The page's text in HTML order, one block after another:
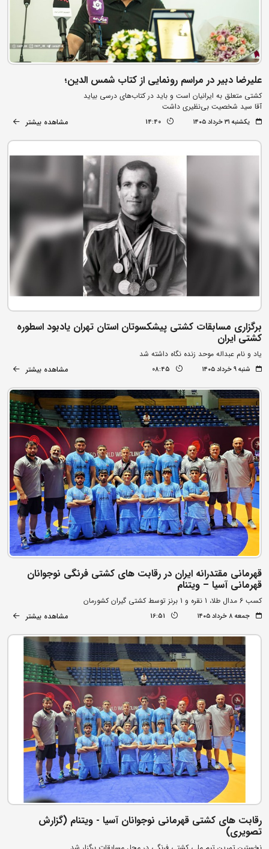
علیرضا دبیر در مراسم رونمایی از کتاب شمس الدین؛
کشتی متعلق به ایرانیان است و باید در کتاب‌های درسی بیاید
آقا سید شخصیت بی‌نظیری داشت
یکشنبه ۳۱ خرداد ۱۴۰۵ 14:40 مشاهده بیشتر
برگزاری مسابقات کشتی پیشکسوتان استان تهران یادبود اسطوره
کشتی ایران
یاد و نام عبداله موحد زنده نگاه داشته شد
شنبه ۹ خرداد ۱۴۰۵ 08:45 مشاهده بیشتر
قهرمانی مقتدرانه ایران در رقابت های کشتی فرنگی نوجوانان
قهرمانی آسیا – ویتنام
کسب 6 مدال طلا، 1 نقره و 1 برنز توسط کشتی گیران کشورمان
جمعه ۸ خرداد ۱۴۰۵ 16:51 مشاهده بیشتر
رقابت های کشتی قهرمانی نوجوانان آسیا - ویتنام (گزارش
تصویری)